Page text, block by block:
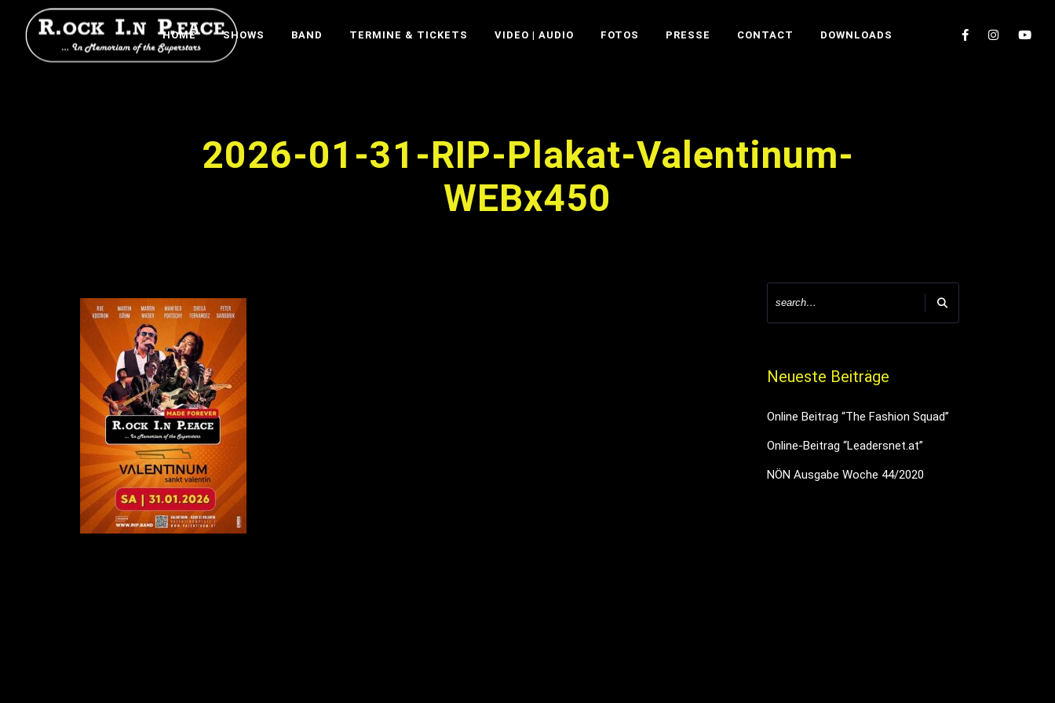
HOME SHOWS BAND TERMINE & TICKETS VIDEO | AUDIO FOTOS PRESSE CONTACT DOWNLOADS
2026-01-31-RIP-Plakat-Valentinum-
WEBx450
Neueste Beiträge
Online Beitrag “The Fashion Squad”
Online-Beitrag “Leadersnet.at”
NÖN Ausgabe Woche 44/2020